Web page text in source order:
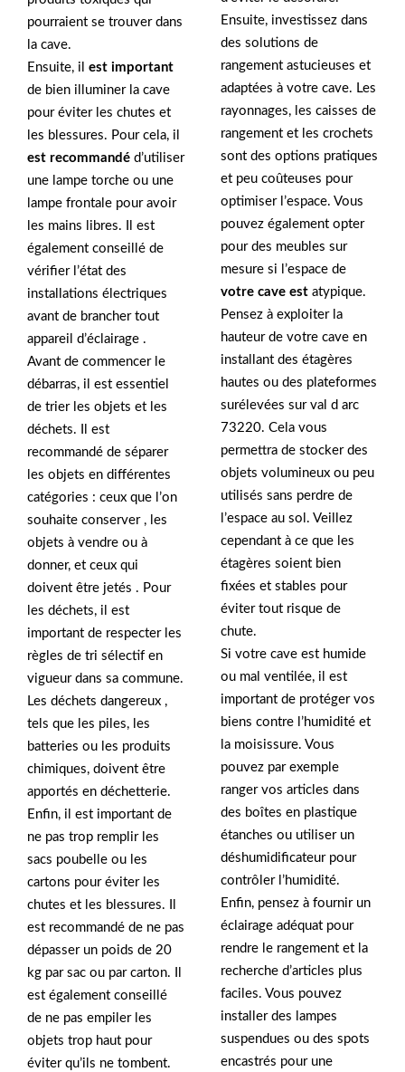
pourraient se trouver dans
la cave.
Ensuite, il est important
de bien illuminer la cave
pour éviter les chutes et
les blessures. Pour cela, il
est recommandé d’utiliser
une lampe torche ou une
lampe frontale pour avoir
les mains libres. Il est
également conseillé de
vérifier l’état des
installations électriques
avant de brancher tout
appareil d’éclairage .
Avant de commencer le
débarras, il est essentiel
de trier les objets et les
déchets. Il est
recommandé de séparer
les objets en différentes
catégories : ceux que l’on
souhaite conserver , les
objets à vendre ou à
donner, et ceux qui
doivent être jetés . Pour
les déchets, il est
important de respecter les
règles de tri sélectif en
vigueur dans sa commune.
Les déchets dangereux ,
tels que les piles, les
batteries ou les produits
chimiques, doivent être
apportés en déchetterie.
Enfin, il est important de
ne pas trop remplir les
sacs poubelle ou les
cartons pour éviter les
chutes et les blessures. Il
est recommandé de ne pas
dépasser un poids de 20
kg par sac ou par carton. Il
est également conseillé
de ne pas empiler les
objets trop haut pour
éviter qu’ils ne tombent.
Ensuite, investissez dans
des solutions de
rangement astucieuses et
adaptées à votre cave. Les
rayonnages, les caisses de
rangement et les crochets
sont des options pratiques
et peu coûteuses pour
optimiser l’espace. Vous
pouvez également opter
pour des meubles sur
mesure si l’espace de
votre cave est atypique.
Pensez à exploiter la
hauteur de votre cave en
installant des étagères
hautes ou des plateformes
surélevées sur val d arc
73220. Cela vous
permettra de stocker des
objets volumineux ou peu
utilisés sans perdre de
l’espace au sol. Veillez
cependant à ce que les
étagères soient bien
fixées et stables pour
éviter tout risque de
chute.
Si votre cave est humide
ou mal ventilée, il est
important de protéger vos
biens contre l’humidité et
la moisissure. Vous
pouvez par exemple
ranger vos articles dans
des boîtes en plastique
étanches ou utiliser un
déshumidificateur pour
contrôler l’humidité.
Enfin, pensez à fournir un
éclairage adéquat pour
rendre le rangement et la
recherche d’articles plus
faciles. Vous pouvez
installer des lampes
suspendues ou des spots
encastrés pour une